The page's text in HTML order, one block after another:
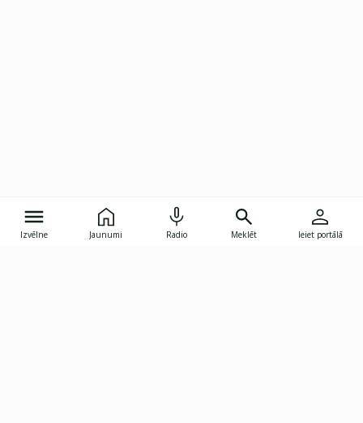
Izvēlne Jaunumi Radio Meklēt Ieiet portālā